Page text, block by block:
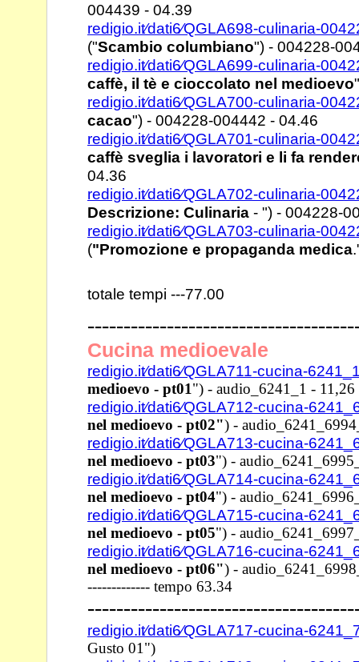
004439 - 04.39
redigio.it⁄dati6⁄QGLA698-culinaria-
("Scambio columbiano") - 004228-
redigio.it⁄dati6⁄QGLA699-culinaria-
caffè, il tè e cioccolato nel medioevo
redigio.it⁄dati6⁄QGLA700-culinaria-
cacao") - 004228-004442 - 04.46
redigio.it⁄dati6⁄QGLA701-culinaria-
caffè sveglia i lavoratori e li fa
04.36
redigio.it⁄dati6⁄QGLA702-culinaria-
Descrizione: Culinaria - ") - 004228-
redigio.it⁄dati6⁄QGLA703-culinaria-
("Promozione e propaganda medica
totale tempi ---77.00
Cucina medioevale
redigio.it⁄dati6⁄QGLA711-cucina-
medioevo - pt01") - audio_6241_1 - 11,26
redigio.it⁄dati6⁄QGLA712-cucina-
nel medioevo - pt02") -
redigio.it⁄dati6⁄QGLA713-cucina-
nel medioevo - pt03") -
redigio.it⁄dati6⁄QGLA714-cucina-
nel medioevo - pt04") -
redigio.it⁄dati6⁄QGLA715-cucina-
nel medioevo - pt05") -
redigio.it⁄dati6⁄QGLA716-cucina-
nel medioevo - pt06") -
------------- tempo 63.34
redigio.it⁄dati6⁄QGLA717-cucina-
Gusto 01")